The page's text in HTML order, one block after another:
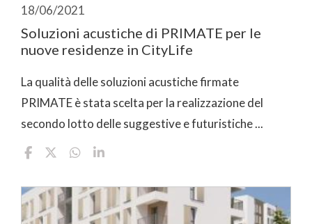
18/06/2021
Soluzioni acustiche di PRIMATE per le
nuove residenze in CityLife
La qualità delle soluzioni acustiche firmate
PRIMATE è stata scelta per la realizzazione del
secondo lotto delle suggestive e futuristiche ...